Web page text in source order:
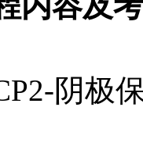
阴极